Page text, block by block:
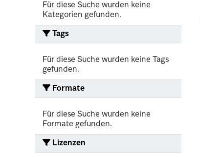
Für diese Suche wurden keine
Kategorien gefunden.
Tags
Für diese Suche wurden keine Tags
gefunden.
Formate
Für diese Suche wurden keine
Formate gefunden.
Lizenzen